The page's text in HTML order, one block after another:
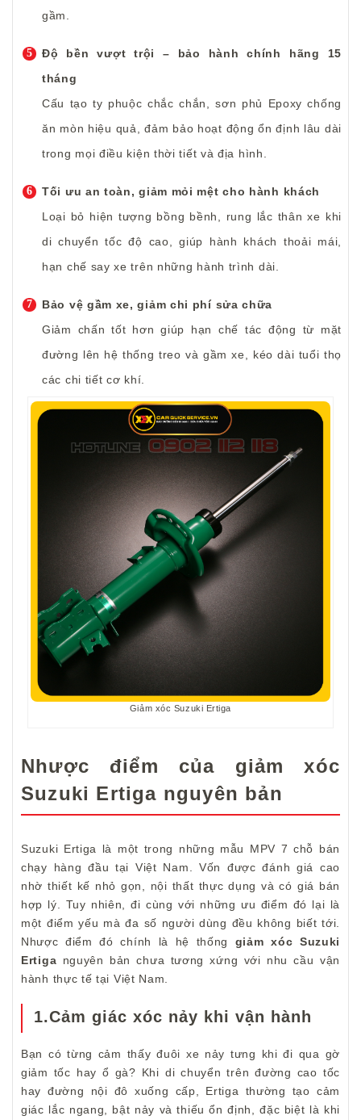
gầm.
Độ bền vượt trội – bảo hành chính hãng 15
tháng
Cấu tạo ty phuộc chắc chắn, sơn phủ Epoxy chống
ăn mòn hiệu quả, đảm bảo hoạt động ổn định lâu dài
trong mọi điều kiện thời tiết và địa hình.
Tối ưu an toàn, giảm mỏi mệt cho hành khách
Loại bỏ hiện tượng bồng bềnh, rung lắc thân xe khi
di chuyển tốc độ cao, giúp hành khách thoải mái,
hạn chế say xe trên những hành trình dài.
Bảo vệ gầm xe, giảm chi phí sửa chữa
Giảm chấn tốt hơn giúp hạn chế tác động từ mặt
đường lên hệ thống treo và gầm xe, kéo dài tuổi thọ
các chi tiết cơ khí.
Giảm xóc Suzuki Ertiga
Nhược điểm của giảm xóc
Suzuki Ertiga nguyên bản
Suzuki Ertiga là một trong những mẫu MPV 7 chỗ bán
chạy hàng đầu tại Việt Nam. Vốn được đánh giá cao
nhờ thiết kế nhỏ gọn, nội thất thực dụng và có giá bán
hợp lý. Tuy nhiên, đi cùng với những ưu điểm đó lại là
một điểm yếu mà đa số người dùng đều không biết tới.
Nhược điểm đó chính là hệ thống giảm xóc Suzuki
Ertiga nguyên bản chưa tương xứng với nhu cầu vận
hành thực tế tại Việt Nam.
1.Cảm giác xóc nảy khi vận hành
Bạn có từng cảm thấy đuôi xe nảy tưng khi đi qua gờ
giảm tốc hay ổ gà? Khi di chuyển trên đường cao tốc
hay đường nội đô xuống cấp, Ertiga thường tạo cảm
giác lắc ngang, bật nảy và thiếu ổn định, đặc biệt là khi